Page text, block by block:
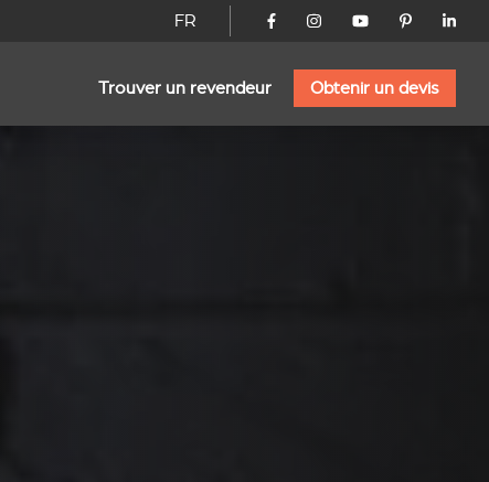
FR
Trouver un revendeur Obtenir un devis